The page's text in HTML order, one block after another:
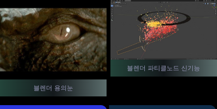
블렌더 용의눈
블렌더 파티클노드 신기능